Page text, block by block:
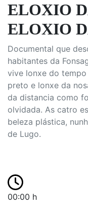
ELOXIO
ELOXIO
Documental que
habitantes da
vive lonxe do
preto e lonxe da
da distancia como
olvidada. As catro
beleza plástica,
de Lugo.
00:00 h